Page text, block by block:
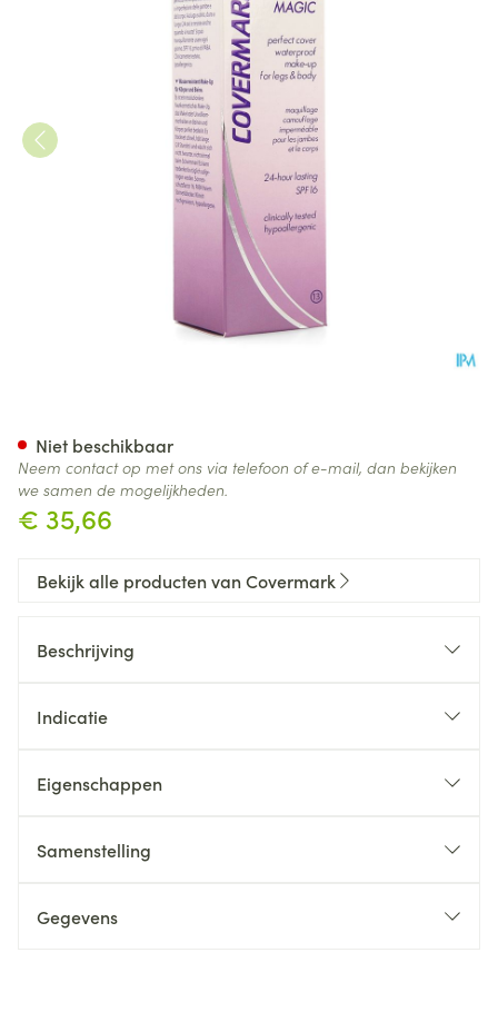
€ 35,66
Niet beschikbaar
Neem contact op met ons via telefoon of e-mail, dan bekijken
we samen de mogelijkheden.
Bekijk alle producten van Covermark
Beschrijving
Indicatie
Eigenschappen
Samenstelling
Gegevens